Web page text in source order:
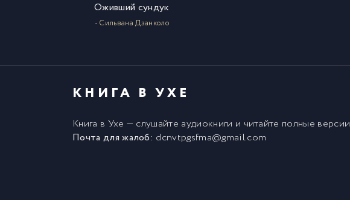
Оживший сундук
- Сильвана Дзанколо
КНИГА В УХЕ
Книга в Ухе — слушайте аудиокниги и читайте полные версии
Почта для жалоб: dcnvtpgsfma@gmail.com